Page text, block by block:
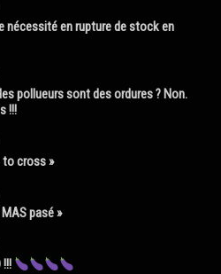
nécessité en rupture de stock en
pollueurs sont des ordures ? Non.
!!!
to cross »
pasé »
!!!